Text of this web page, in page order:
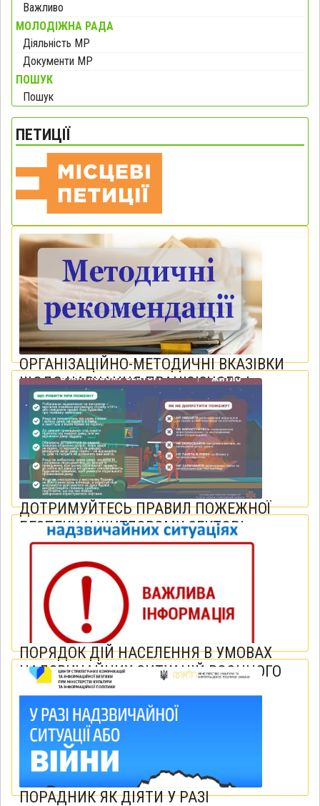
Важливо
МОЛОДІЖНА РАДА
Діяльність МР
Документи МР
ПОШУК
Пошук
ПЕТИЦІЇ
ОРГАНІЗАЦІЙНО-МЕТОДИЧНІ ВКАЗІВКИ
ЩОДО НАВЧАННЯ ПРАЦЮЮЧОГО І
НЕПРАЦЮЮЧОГО НАСЕЛЕННЯ
ВЕЛИКОБЕРЕЗОВИЦЬКОЇ
03 березня 2025
ДОТРИМУЙТЕСЬ ПРАВИЛ ПОЖЕЖНОЇ
БЕЗПЕКИ У ЖИТЛОВОМУ СЕКТОРІ
ПОРЯДОК ДІЙ НАСЕЛЕННЯ В УМОВАХ
НАДЗВИЧАЙНИХ СИТУАЦІЙ ВОЄННОГО
ХАРАКТЕРУ
17 жовтня 2023
ПОРАДНИК ЯК ДІЯТИ У РАЗІ